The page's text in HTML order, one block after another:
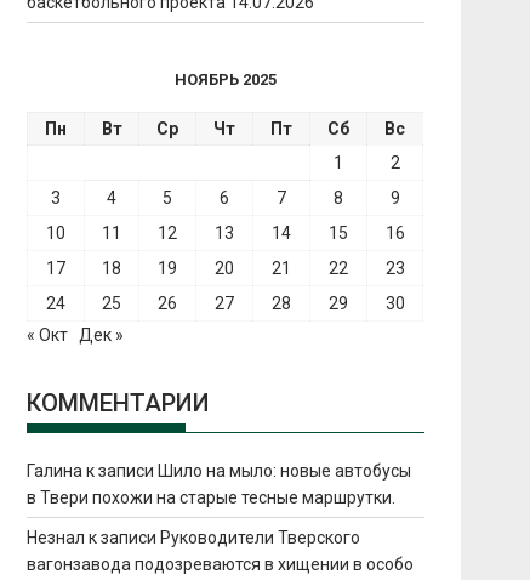
НОЯБРЬ 2025
Пн Вт Ср Чт Пт Сб
Вс
1
2
3
4 5 6 7 8
9
10
11 12 13 14 15
16
17
18 19 20 21 22
23
24
25 26 27 28 29
30
« Окт
Дек »
КОММЕНТАРИИ
Галина к записи Шило на мыло: новые автобусы
в Твери похожи на старые тесные маршрутки.
Незнал к записи Руководители Тверского
вагонзавода подозреваются в хищении в особо